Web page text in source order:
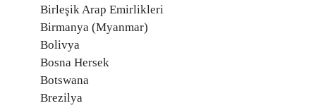
Birleşik Arap Emirlikleri
Birmanya (Myanmar)
Bolivya
Bosna Hersek
Botswana
Brezilya